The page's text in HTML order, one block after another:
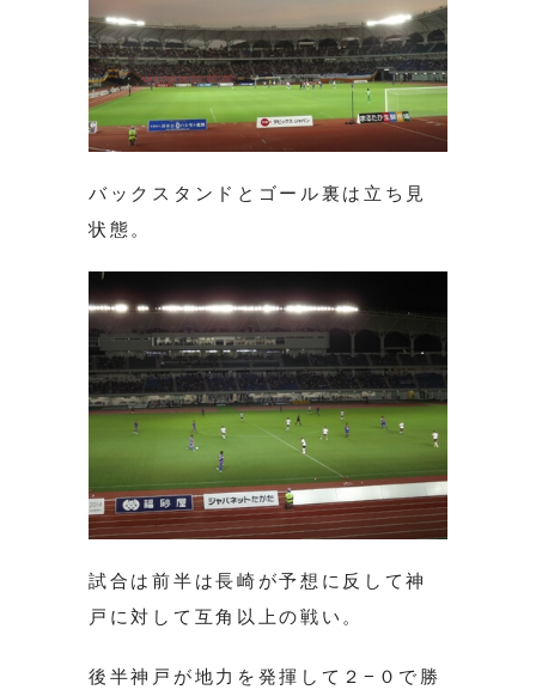
バックスタンドとゴール裏は立ち見
状態。
試合は前半は長崎が予想に反して神
戸に対して互角以上の戦い。
後半神戸が地力を発揮して２−０で勝